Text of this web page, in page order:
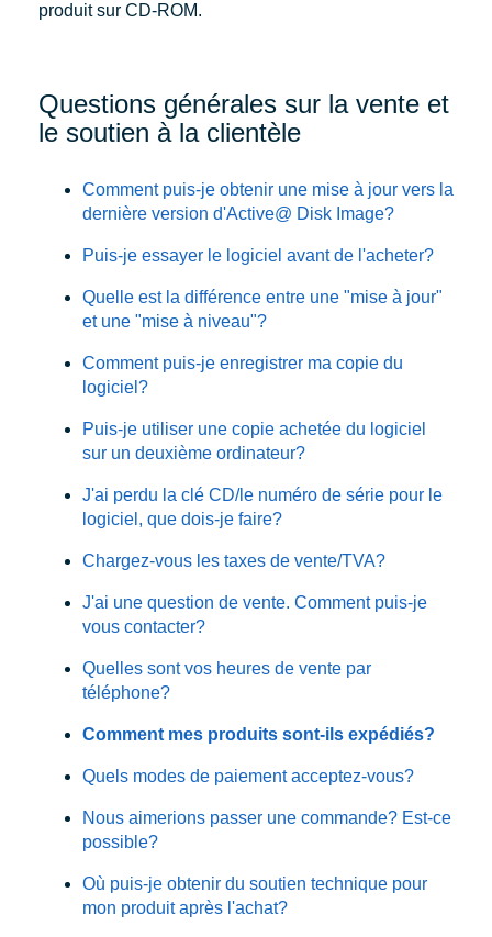
produit sur CD-ROM.
Questions générales sur la vente et
le soutien à la clientèle
Comment puis-je obtenir une mise à jour vers la
dernière version d'Active@ Disk Image?
Puis-je essayer le logiciel avant de l'acheter?
Quelle est la différence entre une "mise à jour"
et une "mise à niveau"?
Comment puis-je enregistrer ma copie du
logiciel?
Puis-je utiliser une copie achetée du logiciel
sur un deuxième ordinateur?
J'ai perdu la clé CD/le numéro de série pour le
logiciel, que dois-je faire?
Chargez-vous les taxes de vente/TVA?
J'ai une question de vente. Comment puis-je
vous contacter?
Quelles sont vos heures de vente par
téléphone?
Comment mes produits sont-ils expédiés?
Quels modes de paiement acceptez-vous?
Nous aimerions passer une commande? Est-ce
possible?
Où puis-je obtenir du soutien technique pour
mon produit après l'achat?